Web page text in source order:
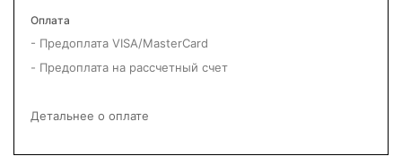
Оплата
- Предоплата VISA/MasterCard
- Предоплата на рассчетный счет
Детальнее о оплате